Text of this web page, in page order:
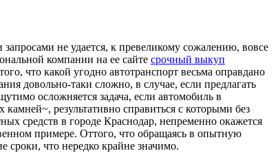
не удается, к превеликому сожалению, вовсе
компании на ее сайте срочный выкуп
что какой угодно автотранспорт весьма оправдано
довольно-таки сложно, в случае, если предлагать
осложняется задача, если автомобиль в
результативно справиться с которыми без
средств в городе Краснодар, непременно окажется
примере. Оттого, что обращаясь в опытную
сроки, что нередко крайне значимо.